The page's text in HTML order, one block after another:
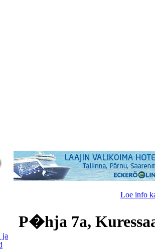
ja
Loe info
P�hja 7a,